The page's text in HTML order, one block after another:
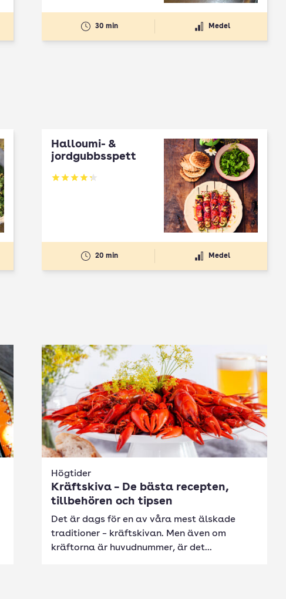
30 min Medel
Halloumi- &
jordgubbsspett
Betyg: 4.3 av 5
20 min Medel
Högtider
Kräftskiva – De bästa recepten,
tillbehören och tipsen
Det är dags för en av våra mest älskade
traditioner – kräftskivan. Men även om
kräftorna är huvudnummer, är det...